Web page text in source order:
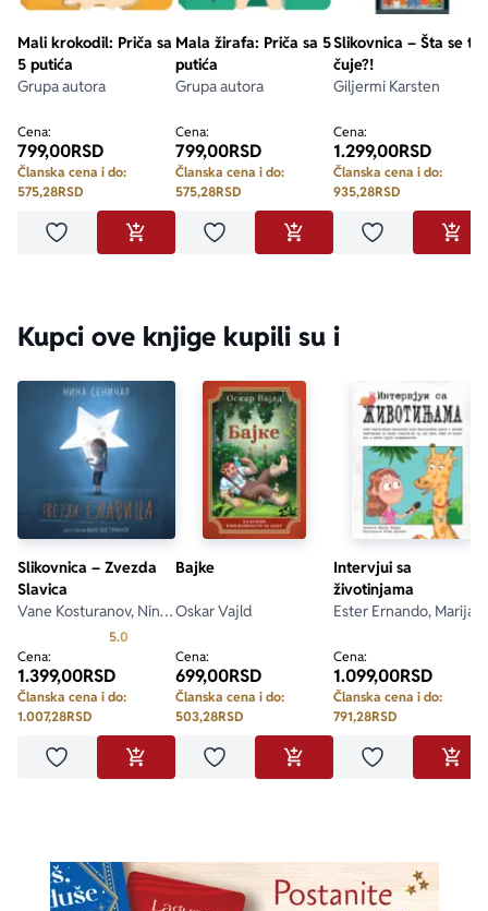
Mali krokodil: Priča sa
5 putića
Grupa autora
Cena:
799,00RSD
Članska cena i do:
575,28RSD
Dodaj u omiljeneDODAJ U KORPU
Mala žirafa: Priča sa 5
putića
Grupa autora
Cena:
799,00RSD
Članska cena i do:
575,28RSD
Dodaj u omiljeneDODAJ U KORPU
Slikovnica – Šta se to
čuje?!
Giljermi Karsten
Cena:
1.299,00RSD
Članska cena i do:
935,28RSD
Dodaj u
Kupci ove knjige kupili su i
U KORPU
Slikovnica – Zvezda
Slavica
Vane Kosturanov, Nina
5.0
Cena:
1.399,00RSD
Članska cena i do:
1.007,28RSD
Dodaj u omiljeneDODAJ U KORPU
Bajke
Oskar Vajld
Cena:
699,00RSD
Članska cena i do:
503,28RSD
Dodaj u omiljeneDODAJ U KORPU
Intervjui sa
životinjama
Ester Ernando, Marija
Cena:
1.099,00RSD
Članska cena i do:
791,28RSD
Dodaj u